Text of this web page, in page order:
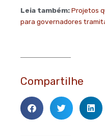
Leia também:Projetos
para governadores
Compartilhe